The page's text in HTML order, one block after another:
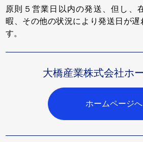
原則５営業日以内の発送、但し、
暇、その他の状況により発送日が遅
す。
大橋産業株式会社ホ
ホームページへ